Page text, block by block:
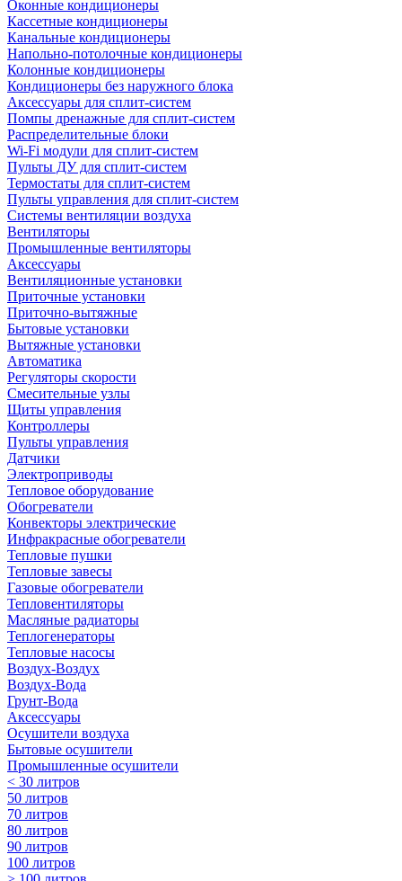
Оконные кондиционеры
Кассетные кондиционеры
Канальные кондиционеры
Напольно-потолочные кондиционеры
Колонные кондиционеры
Кондиционеры без наружного блока
Аксессуары для сплит-систем
Помпы дренажные для сплит-систем
Распределительные блоки
Wi-Fi модули для сплит-систем
Пульты ДУ для сплит-систем
Термостаты для сплит-систем
Пульты управления для сплит-систем
Системы вентиляции воздуха
Вентиляторы
Промышленные вентиляторы
Аксессуары
Вентиляционные установки
Приточные установки
Приточно-вытяжные
Бытовые установки
Вытяжные установки
Автоматика
Регуляторы скорости
Смесительные узлы
Щиты управления
Контроллеры
Пульты управления
Датчики
Электроприводы
Тепловое оборудование
Обогреватели
Конвекторы электрические
Инфракрасные обогреватели
Тепловые пушки
Тепловые завесы
Газовые обогреватели
Тепловентиляторы
Масляные радиаторы
Теплогенераторы
Тепловые насосы
Воздух-Воздух
Воздух-Вода
Грунт-Вода
Аксессуары
Осушители воздуха
Бытовые осушители
Промышленные осушители
< 30 литров
50 литров
70 литров
80 литров
90 литров
100 литров